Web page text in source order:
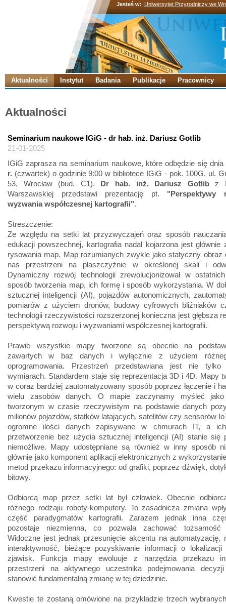
Jesteś w: Uniwersytet Przyrodniczy we
Aktualności Instytut Badania Publikacje Pracownicy
Aktualności
Seminarium naukowe IGiG - dr hab. inż. Dariusz Gotlib
21-01-2025
IGiG zaprasza na seminarium naukowe, które odbędzie się dnia
r. (czwartek) o godzinie 9:00 w bibliotece IGiG - pok. 100G, ul.
53, Wrocław (bud. C1). Dr hab. inż. Dariusz Gotlibz
Warszawskiej przedstawi prezentację pt. "Perspektywy
wyzwania współczesnej kartografii".
Streszczenie:
Ze względu na setki lat przyzwyczajeń oraz sposób
edukacji powszechnej, kartografia nadal kojarzona jest głównie
rysowania map. Map rozumianych zwykle jako statyczny obraz
nas przestrzeni na płaszczyźnie w określonej skali i
Dynamiczny rozwój technologii zrewolucjonizował w
sposób tworzenia map, ich formę i sposób wykorzystania. W
sztucznej inteligencji (AI), pojazdów autonomicznych,
pomiarów z użyciem dronów, budowy cyfrowych bliźniaków
technologii rzeczywistości rozszerzonej konieczna jest głębsza
perspektywą rozwoju i wyzwaniami współczesnej kartografii.
Prawie wszystkie mapy tworzone są obecnie na
zawartych w baz danych i wyłącznie z użyciem
oprogramowania. Przestrzeń przedstawiana jest nie
wymiarach. Standardem staje się reprezentacja 3D i 4D. Mapy
w coraz bardziej zautomatyzowany sposób poprzez łączenie i
wielu zasobów danych. O mapie zaczynamy myśleć jako
tworzonym w czasie rzeczywistym na podstawie danych
milionów pojazdów, statków latających, satelitów czy sensorów
ogromne ilości danych zapisywane w chmurach IT, a ich
przetworzenie bez użycia sztucznej inteligencji (AI) stanie się
niemożliwe. Mapy udostępniane są również w inny sposób
głównie jako komponent aplikacji elektronicznych z
metod przekazu informacyjnego: od grafiki, poprzez dźwięk,
bitowy.
Odbiorcą map przez setki lat był człowiek. Obecnie
różnego rodzaju roboty-komputery. To zasadnicza zmiana
część paradygmatów kartografii. Zarazem jednak inna
pozostaje niezmienna, co pozwala zachować tożsamość
Widoczne jest jednak przesunięcie akcentu na automatyzację,
interaktywność, bieżące pozyskiwanie informacji o
zjawisk. Funkcja mapy ewoluuje z narzędzia przekazu
przestrzeni na aktywnego uczestnika podejmowania
stanowić fundamentalną zmianę w tej dziedzinie.
Kwestie te zostaną omówione na przykładzie trzech